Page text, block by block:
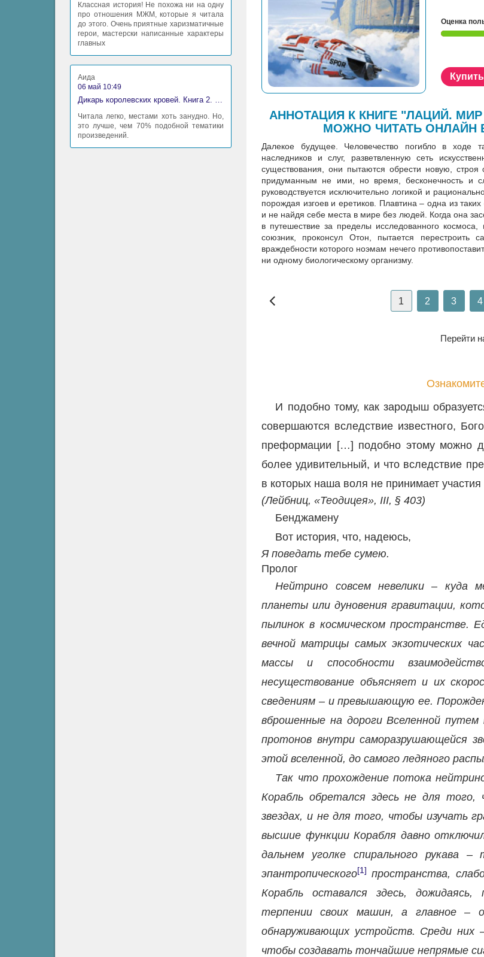
Оценка
АННОТАЦИЯ К КНИГЕ "ЛАЦИЙ.
МОЖНО ЧИТАТЬ ОНЛАЙН
Далекое будущее. Человечество погибло в ходе
наследников и слуг, разветвленную сеть
существования, они пытаются обрести новую,
придуманным не ими, но время, бесконечность и
руководствуется исключительно логикой и
порождая изгоев и еретиков. Плавтина – одна из
и не найдя себе места в мире без людей. Когда она
в путешествие за пределы исследованного
союзник, проконсул Отон, пытается перестроить
враждебности которого ноэмам нечего
ни одному биологическому организму.
1 2 3 4
Перейти
И подобно тому, как зародыш
совершаются вследствие известного,
преформации […] подобно этому можно
более удивительный, и что вследствие
в которых наша воля не принимает
(Лейбниц, «Теодицея», III, § 403)
Бенджамену
Вот история, что, надеюсь,
Я поведать тебе сумею.
Пролог
Нейтрино совсем невелики – куда
планеты или дуновения гравитации,
пылинок в космическом пространстве.
вечной матрицы самых экзотических
массы и способности
несуществование объясняет и их
сведениям – и превышающую ее.
вброшенные на дороги Вселенной
протонов внутри саморазрушающейся
этой вселенной, до самого ледяного
Так что прохождение потока
Корабль обретался здесь не для того,
звездах, и не для того, чтобы изучать
высшие функции Корабля давно
дальнем уголке спирального рукава
эпантропического[1]
пространства,
Корабль оставался здесь,
терпении своих машин, а главное –
обнаруживающих устройств. Среди них
чтобы создавать тончайшие непрямые
Классная история! Не похожа ни на одну
про отношения МЖМ, которые я читала
до этого. Очень приятные харизматичные
герои, мастерски написанные характеры
главных
Аида
06 май 10:49
Дикарь королевских кровей. Книга 2. Леди-фаворитка - Анна Сергеевна Гаврилова
Читала легко, местами хоть занудно. Но,
это лучше, чем 70% подобной тематики
произведений.